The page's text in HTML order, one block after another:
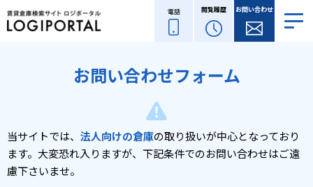
電話 閲覧履歴 お問い合わせ
お問い合わせフォーム
当サイトでは、 法人向けの倉庫の取り扱いが中心となっており
ます。 大変恐れ入りますが、下記条件でのお問い合わせはご遠
慮下さいませ。